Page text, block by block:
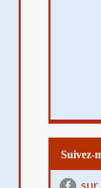
Suivez-
sur